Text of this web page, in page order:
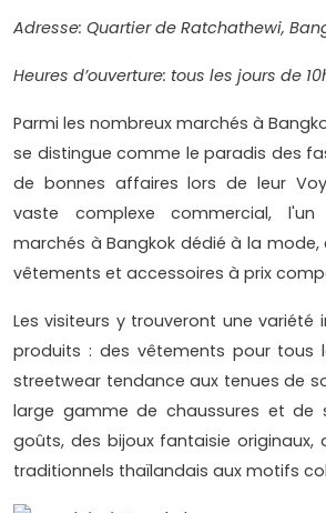
Adresse: Quartier de Ratchathewi,
Heures d’ouverture: tous les jours de
Parmi les nombreux marchés à
se distingue comme le paradis des
de bonnes affaires lors de leur
vaste complexe commercial,
marchés à Bangkok dédié à la
vêtements et accessoires à prix
Les visiteurs y trouveront une variété
produits : des vêtements pour tous
streetwear tendance aux tenues de
large gamme de chaussures et de
goûts, des bijoux fantaisie originaux,
traditionnels thaïlandais aux motifs